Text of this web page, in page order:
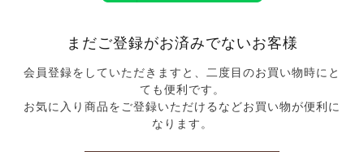
まだご登録がお済みでないお客様
会員登録をしていただきますと、二度目のお買い物時にと
ても便利です。
お気に入り商品をご登録いただけるなどお買い物が便利に
なります。